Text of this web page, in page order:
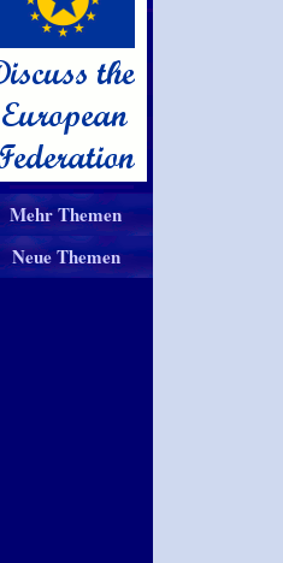
Mehr Themen
Neue Themen